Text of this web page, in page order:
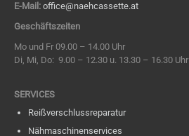
E-Mail: office@naehcassette.at
Geschäftszeiten
Mo und Fr 09.00 – 14.00 Uhr
Di, Mi, Do: 9.00 – 12.30 u. 13.30 – 16.30 Uhr
SERVICES
Reißverschluss­reparatur
Nähmaschinen­services